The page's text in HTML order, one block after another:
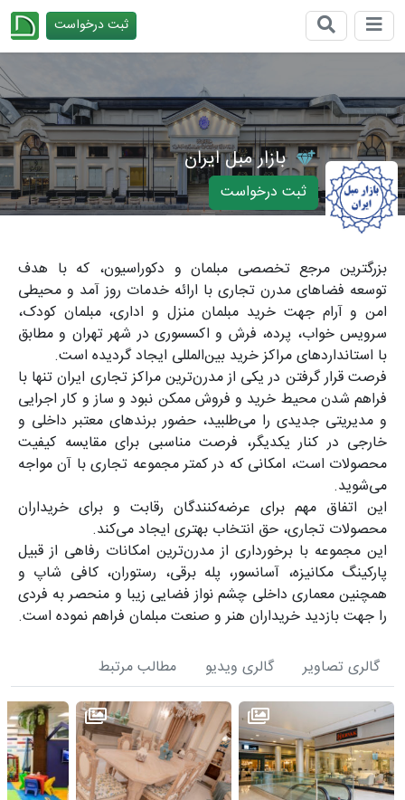
ثبت درخواست
بازار مبل ایران
ثبت درخواست
بزرگترین مرجع تخصصی مبلمان و دکوراسیون، که با هدف
توسعه فضاهای مدرن تجاری با ارائه خدمات روز آمد و محیطی
امن و آرام جهت خرید مبلمان منزل و اداری، مبلمان کودک،
سرویس خواب، پرده، فرش و اکسسوری در شهر تهران و مطابق
با استانداردهای مراکز خرید بین‌المللی ایجاد گردیده است.
فرصت قرار گرفتن در یکی از مدرن‌ترین مراکز تجاری ایران تنها با
فراهم شدن محیط خرید و فروش ممکن نبود و ساز و کار اجرایی
و مدیریتی جدیدی را می‌طلبید، حضور برندهای معتبر داخلی و
خارجی در کنار یکدیگر، فرصت مناسبی برای مقایسه کیفیت
محصولات است، امکانی که در کمتر مجموعه تجاری با آن مواجه
می‌شوید.
این اتفاق مهم برای عرضه‌کنندگان رقابت و برای خریداران
محصولات تجاری، حق انتخاب بهتری ایجاد می‌کند.
این مجموعه با برخورداری از مدرن‌ترین امکانات رفاهی از قبیل
پارکینگ مکانیزه، آسانسور، پله برقی، رستوران، کافی شاپ و
همچنین معماری داخلی چشم نواز فضایی زیبا و منحصر به فردی
را جهت بازدید خریداران هنر و صنعت مبلمان فراهم نموده است.
گالری تصاویر گالری ویدیو مطالب مرتبط